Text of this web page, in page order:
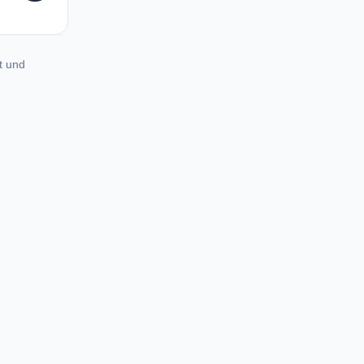
und